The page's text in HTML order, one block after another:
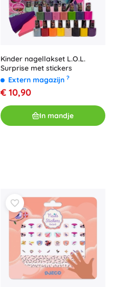
Kinder nagellakset L.O.L.
Surprise met stickers
Extern magazijn ?
€ 10,90
In mandje